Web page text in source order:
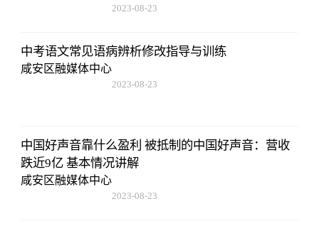
2023-08-23
中考语文常见语病辨析修改指导与训练
咸安区融媒体中心
2023-08-23
中国好声音靠什么盈利 被抵制的中国好声音：营收
跌近9亿 基本情况讲解
咸安区融媒体中心
2023-08-23